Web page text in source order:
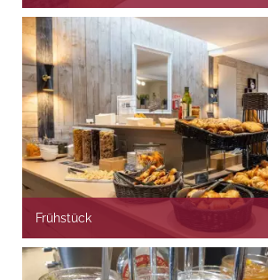
Frühstück